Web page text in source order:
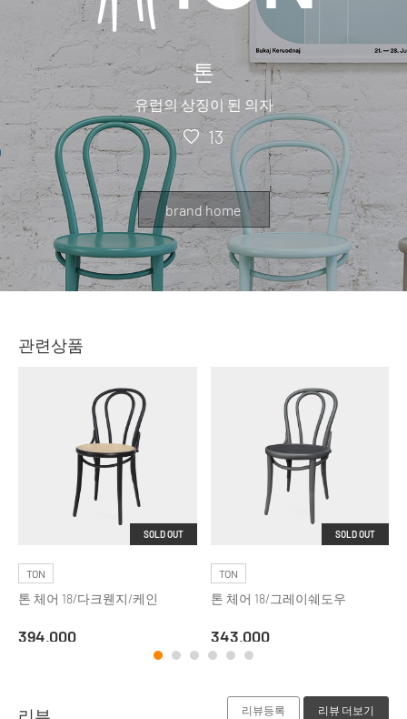
톤
유럽의 상징이 된 의자
13
brand home
관련상품
SOLD OUT
TON
톤 체어 18/다크웬지/케인
394,000
SOLD OUT
TON
톤 체어 18/그레이쉐도우
343,000
리뷰등록 리뷰 더보기